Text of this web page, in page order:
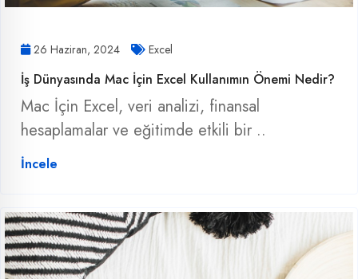
26 Haziran, 2024 Excel
İş Dünyasında Mac İçin Excel Kullanımın Önemi Nedir?
Mac İçin Excel, veri analizi, finansal
hesaplamalar ve eğitimde etkili bir ..
İncele